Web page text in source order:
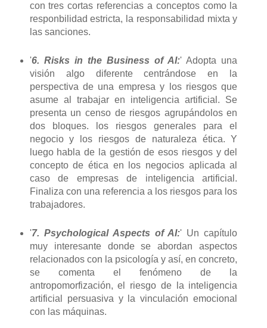
con tres cortas referencias a conceptos como la
responbilidad estricta, la responsabilidad mixta y
las sanciones.
'6. Risks in the Business of AI:' Adopta una
visión algo diferente centrándose en la
perspectiva de una empresa y los riesgos que
asume al trabajar en inteligencia artificial. Se
presenta un censo de riesgos agrupándolos en
dos bloques. los riesgos generales para el
negocio y los riesgos de naturaleza ética. Y
luego habla de la gestión de esos riesgos y del
concepto de ética en los negocios aplicada al
caso de empresas de inteligencia artificial.
Finaliza con una referencia a los riesgos para los
trabajadores.
'7. Psychological Aspects of AI:' Un capítulo
muy interesante donde se abordan aspectos
relacionados con la psicología y así, en concreto,
se comenta el fenómeno de la
antropomorfización, el riesgo de la inteligencia
artificial persuasiva y la vinculación emocional
con las máquinas.